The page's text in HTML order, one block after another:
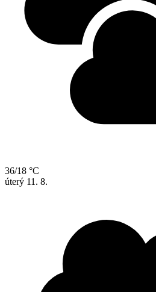
36/18 °C
úterý 11. 8.